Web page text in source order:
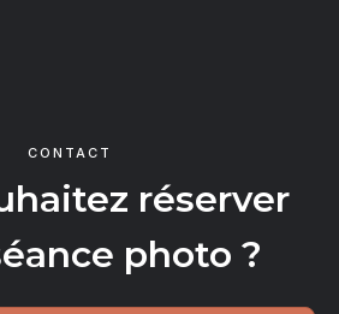
CONTACT
réserver
photo ?